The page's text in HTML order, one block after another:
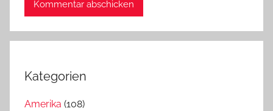
Kategorien
Amerika (108)